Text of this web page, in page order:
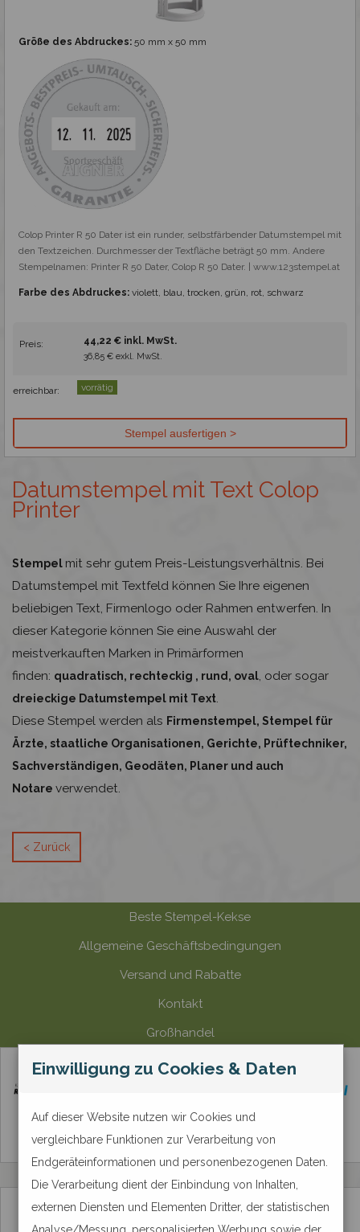
Größe des Abdruckes: 50 mm x 50 mm
Colop Printer R 50 Dater ist ein runder, selbstfärbender Datumstempel mit
den Textzeichen. Durchmesser der Textfläche beträgt 50 mm. Andere
Stempelnamen: Printer R 50 Dater, Colop R 50 Dater. | www.123stempel.at
Farbe des Abdruckes: violett, blau, trocken, grün, rot, schwarz
Preis: 44,22 € inkl. MwSt.
36,85 € exkl. MwSt.
erreichbar: vorrätig
Datumstempel mit Text Colop
Printer
Stempel mit sehr gutem Preis-Leistungsverhältnis. Bei
Datumstempel mit Textfeld können Sie Ihre eigenen
beliebigen Text, Firmenlogo oder Rahmen entwerfen. In
dieser Kategorie können Sie eine Auswahl der
meistverkauften Marken in Primärformen
finden: quadratisch, rechteckig , rund, oval, oder sogar
dreieckige Datumstempel mit Text.
Diese Stempel werden als Firmenstempel, Stempel für
Ärzte, staatliche Organisationen, Gerichte, Prüftechniker,
Sachverständigen, Geodäten, Planer und auch
Notare verwendet.
< Zurück
Beste Stempel-Kekse
Allgemeine Geschäftsbedingungen
Versand und Rabatte
Kontakt
Großhandel
Zahlungsmethode
Einwilligung zu Cookies & Daten
Auf dieser Website nutzen wir Cookies und
vergleichbare Funktionen zur Verarbeitung von
Endgeräteinformationen und personenbezogenen Daten.
Die Verarbeitung dient der Einbindung von Inhalten,
externen Diensten und Elementen Dritter, der statistischen